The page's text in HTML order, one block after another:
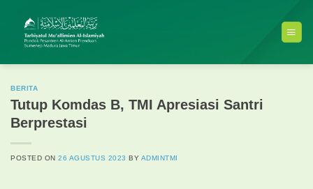
content
BERITA
Tutup Komdas B, TMI Apresiasi Santri
Berprestasi
POSTED ON26 AGUSTUS 2023 BY ADMINTMI